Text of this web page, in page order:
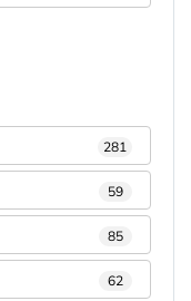
281
59
85
62